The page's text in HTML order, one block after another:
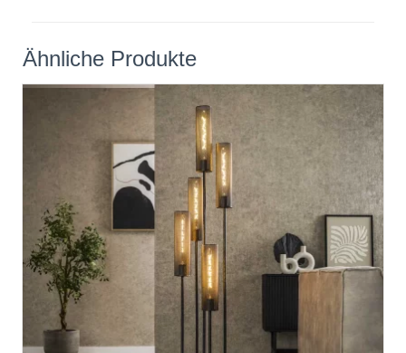
Ähnliche Produkte